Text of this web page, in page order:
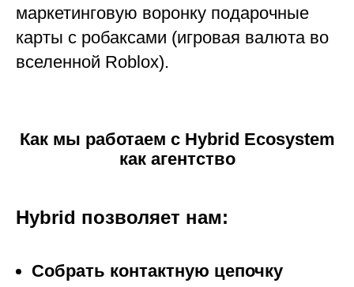
маркетинговую воронку подарочные
карты с робаксами (игровая валюта во
вселенной Roblox).
Как мы работаем с Hybrid Ecosystem
как агентство
Hybrid позволяет нам:
Собрать контактную цепочку